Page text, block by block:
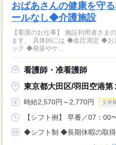
おばあさんの健康を守
ールなし◆介護施設
【看護のお仕事】 施設利用者さま
ます。 具体的には ◆血圧測定 ◆お薬の管理や準備 ◆バイタルチェ
ック ◆発疹やケ...
看護師・准看護師
東京都大田区/羽田空港第
時給2,570円～2,770円 交通
【シフト例】 早番／07：00
◆シフト制 ◆長期休暇の取得